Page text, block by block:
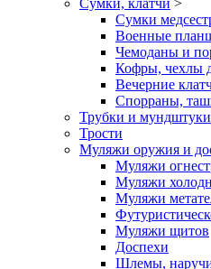
Сумки, клатчи >
Сумки
Военные
Чемоданы и
Кофры, чехлы
Вечерние
Спорраны,
Трубки и мундштуки
Трости
Муляжи оружия и
Муляжи
Муляжи
Муляжи
Муляжи щитов
Доспехи
Шлемы,